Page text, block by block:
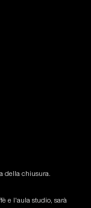
della chiusura.
e l'aula studio, sarà